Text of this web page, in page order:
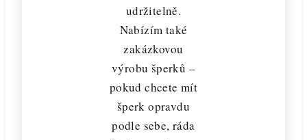
udržitelně.
Nabízím také
zakázkovou
výrobu šperků –
pokud chcete mít
šperk opravdu
podle sebe, ráda